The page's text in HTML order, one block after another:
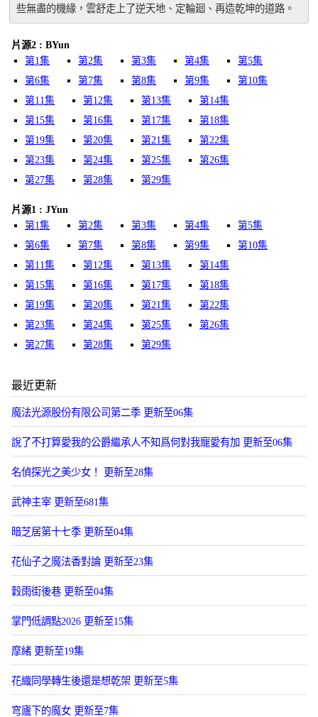
些無盡的機緣，雲舒走上了逆天地、定輪廻、再造乾坤的道路。
片源2 : BYun
第1集
第2集 第3集 第4集
第5集
第6集
第7集 第8集 第9集
第10集
第11集
第12集 第13集
第14集
第15集
第16集 第17集
第18集
第19集
第20集 第21集
第22集
第23集
第24集 第25集
第26集
第27集
第28集 第29集
片源1 : JYun
第1集
第2集 第3集 第4集
第5集
第6集
第7集 第8集 第9集
第10集
第11集
第12集 第13集
第14集
第15集
第16集 第17集
第18集
第19集
第20集 第21集
第22集
第23集
第24集 第25集
第26集
第27集
第28集 第29集
最近更新
魔法光源股份有限公司第二季 更新至06集
說了不打算愛我的公爵繼承人不知爲何對我寵愛有加 更新至06集
名偵探光之美少女！ 更新至28集
武神主宰 更新至681集
暗芝居第十七季 更新至04集
花仙子之魔法香對論 更新至23集
穀雨街後巷 更新至04集
掌門低調點2026 更新至15集
摩緒 更新至19集
花織同學轉生後還是想乾架 更新至5集
穹廬下的魔女 更新至7集